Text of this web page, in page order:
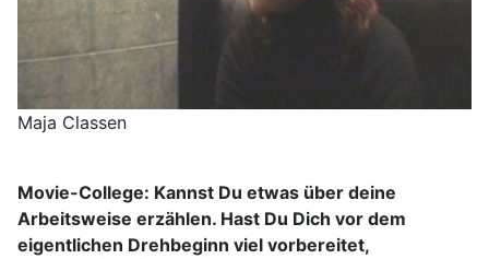
Maja Classen
Movie-College: Kannst Du etwas über deine
Arbeitsweise erzählen. Hast Du Dich vor dem
eigentlichen Drehbeginn viel vorbereitet,